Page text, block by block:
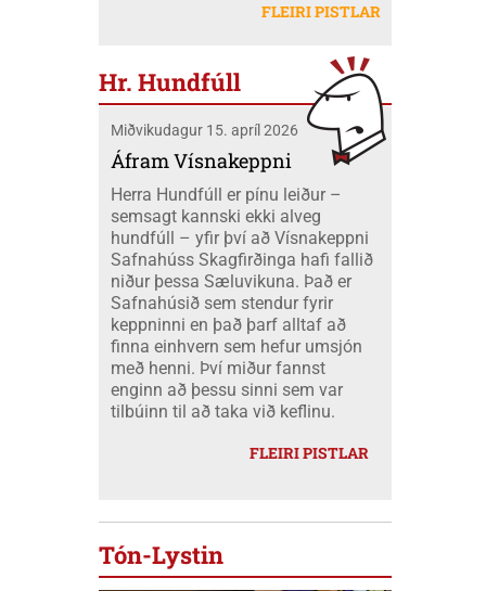
peningum. Væri ekki nær að nota þá
Mobeck kl. 15:00. Auk þess verður boðið
Borghildi Óskarsdóttur, Ósk
Vilhjálmsdóttur og Huldu Ragnhildi
létu sig ekki vanta þangað og fóru átta
Við áttum einnig fólk í fjölskyldubúðum,
fengum aukahendur til að aðstoða í
"matartjaldinu" og síðan komu margir úr
félaginu okkar í heimsókn til okkar á
opna deginum. Landsmót skáta er
stærsti viðburður skátahreyfingarinnar
og voru að þessu sinni um 1100
þátttakendur frá fjöldamörgum þjóðum
en flestir af erlendu skátunum komu frá
Kanada eða um 400 skátar.
FLEIRI PISTLAR
Hr. Hundfúll
Miðvikudagur 15. apríl 2026
Áfram Vísnakeppni
Herra Hundfúll er pínu leiður –
semsagt kannski ekki alveg
hundfúll – yfir því að Vísnakeppni
Safnahúss Skagfirðinga hafi fallið
niður þessa Sæluvikuna. Það er
Safnahúsið sem stendur fyrir
keppninni en það þarf alltaf að
finna einhvern sem hefur umsjón
með henni. Því miður fannst
enginn að þessu sinni sem var
tilbúinn til að taka við keflinu.
FLEIRI PISTLAR
Tón-Lystin